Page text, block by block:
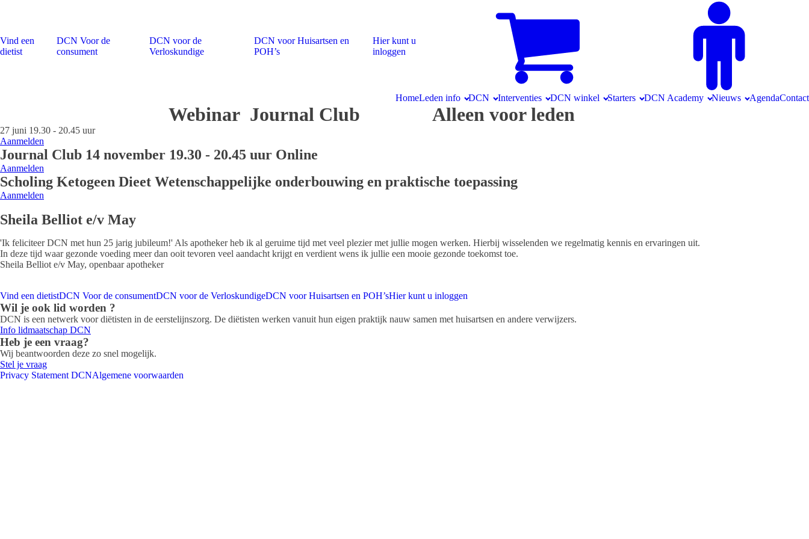
Vind een
dietist
DCN Voor de
consument
DCN voor de
Verloskundige
DCN voor Huisartsen en
POH’s
Hier kunt u
inloggen
HomeLeden info DCN Interventies DCN winkel Starters DCN Academy Nieuws AgendaContact
Webinar Journal Club Alleen voor leden
27 juni 19.30 - 20.45 uur
Aanmelden
Journal Club 14 november 19.30 - 20.45 uur Online
Aanmelden
Scholing Ketogeen Dieet Wetenschappelijke onderbouwing en praktische toepassing
Aanmelden
Sheila Belliot e/v May
'Ik feliciteer DCN met hun 25 jarig jubileum!' Als apotheker heb ik al geruime tijd met veel plezier met jullie mogen werken. Hierbij wisselenden we regelmatig kennis en ervaringen uit.
In deze tijd waar gezonde voeding meer dan ooit tevoren veel aandacht krijgt en verdient wens ik jullie een mooie gezonde toekomst toe.
Sheila Belliot e/v May, openbaar apotheker
Vind een dietistDCN Voor de consumentDCN voor de VerloskundigeDCN voor Huisartsen en POH’sHier kunt u inloggen
Wil je ook lid worden ?
DCN is een netwerk voor diëtisten in de eerstelijnszorg. De diëtisten werken vanuit hun eigen praktijk nauw samen met huisartsen en andere verwijzers.
Info lidmaatschap DCN
Heb je een vraag?
Wij beantwoorden deze zo snel mogelijk.
Stel je vraag
Privacy Statement DCNAlgemene voorwaarden